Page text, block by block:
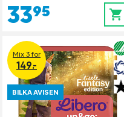
33,95 0
Mix 3 for
149.-
BILKA AVISEN